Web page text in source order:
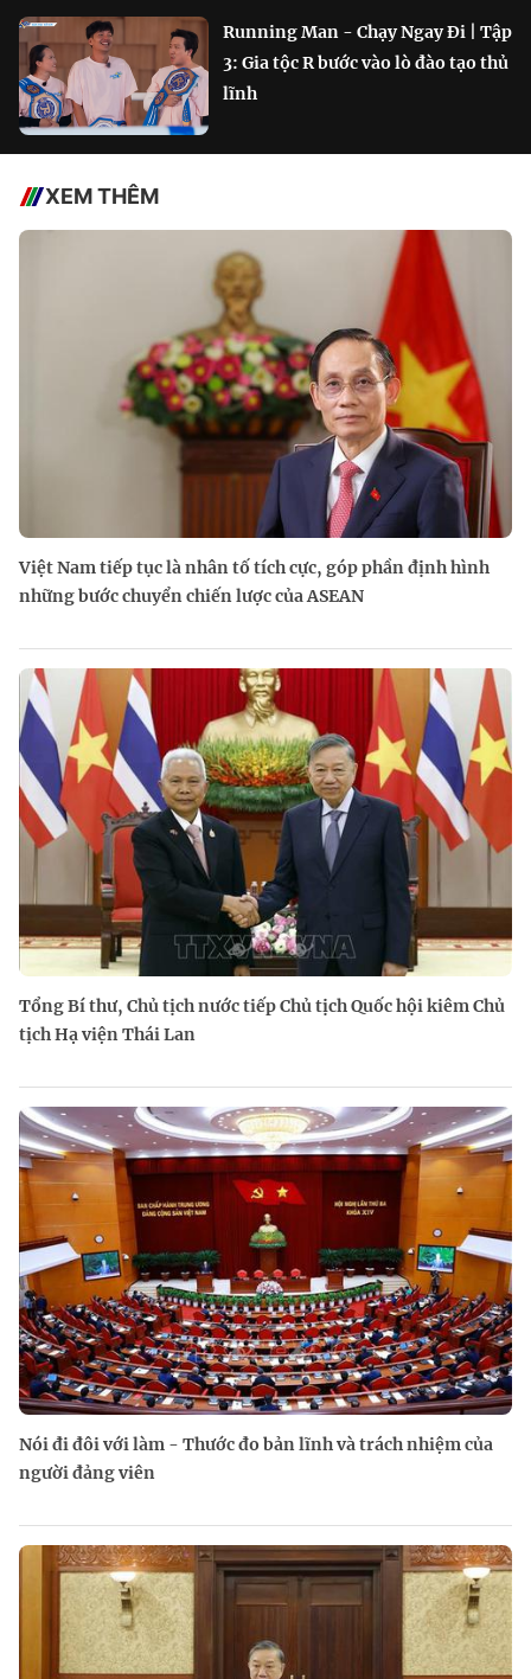
Running Man - Chạy Ngay Đi | Tập
3: Gia tộc R bước vào lò đào tạo thủ
lĩnh
XEM THÊM
Việt Nam tiếp tục là nhân tố tích cực, góp phần định hình
những bước chuyển chiến lược của ASEAN
Tổng Bí thư, Chủ tịch nước tiếp Chủ tịch Quốc hội kiêm Chủ
tịch Hạ viện Thái Lan
Nói đi đôi với làm - Thước đo bản lĩnh và trách nhiệm của
người đảng viên